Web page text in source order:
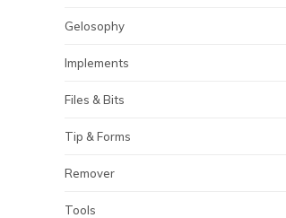
Gelosophy
Implements
Files & Bits
Tip & Forms
Remover
Tools